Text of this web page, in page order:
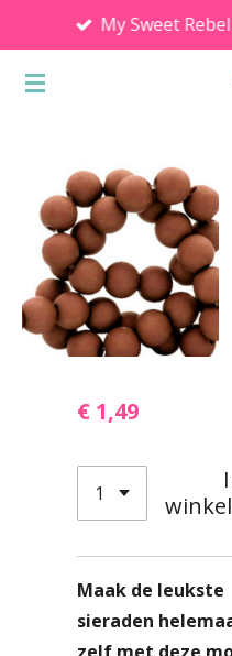
direct
naar
My Sweet
€ 1,49
Maak de leukste
sieraden